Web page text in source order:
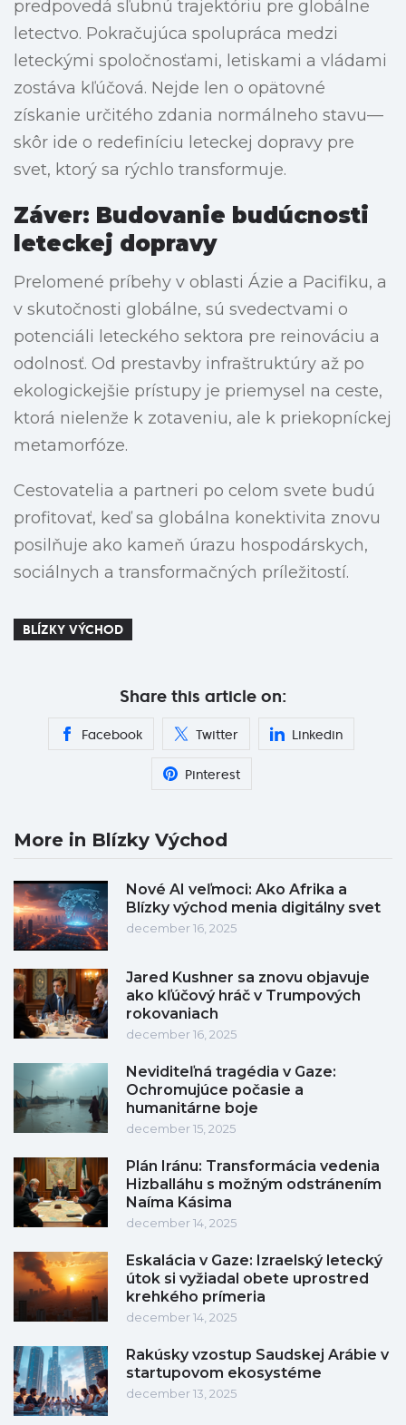
predpovedá sľubnú trajektóriu pre globálne
letectvo. Pokračujúca spolupráca medzi
leteckými spoločnosťami, letiskami a vládami
zostáva kľúčová. Nejde len o opätovné
získanie určitého zdania normálneho stavu—
skôr ide o redefiníciu leteckej dopravy pre
svet, ktorý sa rýchlo transformuje.
Záver: Budovanie budúcnosti
leteckej dopravy
Prelomené príbehy v oblasti Ázie a Pacifiku, a
v skutočnosti globálne, sú svedectvami o
potenciáli leteckého sektora pre reinováciu a
odolnosť. Od prestavby infraštruktúry až po
ekologickejšie prístupy je priemysel na ceste,
ktorá nielenže k zotaveniu, ale k priekopníckej
metamorfóze.
Cestovatelia a partneri po celom svete budú
profitovať, keď sa globálna konektivita znovu
posilňuje ako kameň úrazu hospodárskych,
sociálnych a transformačných príležitostí.
BLÍZKY VÝCHOD
Share this article on:
Facebook Twitter Linkedin
Pinterest
More in Blízky Východ
Nové AI veľmoci: Ako Afrika a
Blízky východ menia digitálny svet
december 16, 2025
Jared Kushner sa znovu objavuje
ako kľúčový hráč v Trumpových
rokovaniach
december 16, 2025
Neviditeľná tragédia v Gaze:
Ochromujúce počasie a
humanitárne boje
december 15, 2025
Plán Iránu: Transformácia vedenia
Hizballáhu s možným odstránením
Naíma Kásima
december 14, 2025
Eskalácia v Gaze: Izraelský letecký
útok si vyžiadal obete uprostred
krehkého prímeria
december 14, 2025
Rakúsky vzostup Saudskej Arábie v
startupovom ekosystéme
december 13, 2025